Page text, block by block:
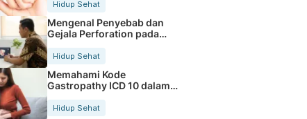
Hidup Sehat
Mengenal Penyebab dan
Gejala Perforation pada
Tubuh
Hidup Sehat
Memahami Kode
Gastropathy ICD 10 dalam
Rekam Medis Pasien
Hidup Sehat